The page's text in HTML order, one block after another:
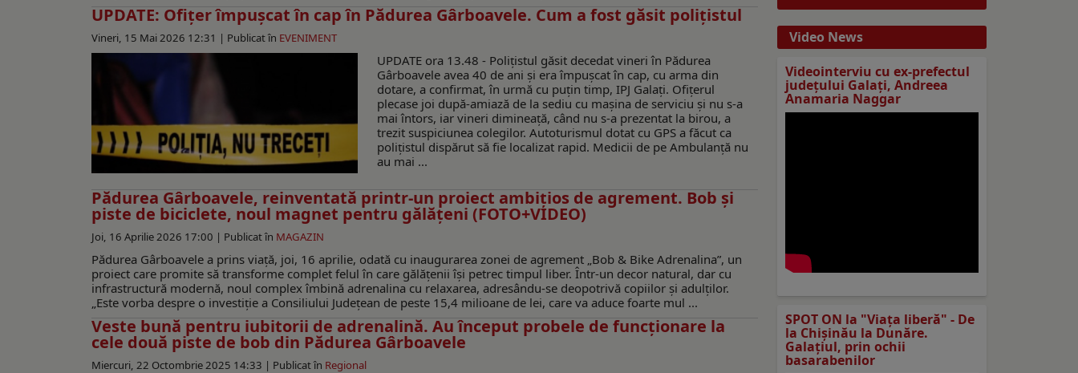
UPDATE: Ofițer împușcat în cap în Pădurea Gârboavele. Cum a fost găsit polițistul
Vineri, 15 Mai 2026 12:31 | Publicat în EVENIMENT
UPDATE ora 13.48 - Polițistul găsit decedat vineri în Pădurea
Gârboavele avea 40 de ani și era împușcat în cap, cu arma din
dotare, a confirmat, în urmă cu puțin timp, IPJ Galați. Ofițerul
plecase joi după-amiază de la sediu cu mașina de serviciu și nu s-a
mai întors, iar vineri dimineață, când nu s-a prezentat la birou, a
trezit suspiciunea colegilor. Autoturismul dotat cu GPS a făcut ca
polițistul dispărut să fie localizat rapid. Medicii de pe Ambulanță nu
au mai ...
Pădurea Gârboavele, reinventată printr-un proiect ambițios de agrement. Bob și
piste de biciclete, noul magnet pentru gălățeni (FOTO+VIDEO)
Joi, 16 Aprilie 2026 17:00 | Publicat în MAGAZIN
Pădurea Gârboavele a prins viață, joi, 16 aprilie, odată cu inaugurarea zonei de agrement „Bob & Bike Adrenalina”, un
proiect care promite să transforme complet felul în care gălățenii își petrec timpul liber. Într-un decor natural, dar cu
infrastructură modernă, noul complex îmbină adrenalina cu relaxarea, adresându-se deopotrivă copiilor și adulților.
„Este vorba despre o investiție a Consiliului Județean de peste 15,4 milioane de lei, care va aduce foarte mul ...
Veste bună pentru iubitorii de adrenalină. Au început probele de funcționare la
cele două piste de bob din Pădurea Gârboavele
Miercuri, 22 Octombrie 2025 14:33 | Publicat în Regional
Video News
Videointerviu cu ex-prefectul
judeţului Galaţi, Andreea
Anamaria Naggar
SPOT ON la "Viaţa liberă" - De
la Chișinău la Dunăre.
Galațiul, prin ochii
basarabenilor